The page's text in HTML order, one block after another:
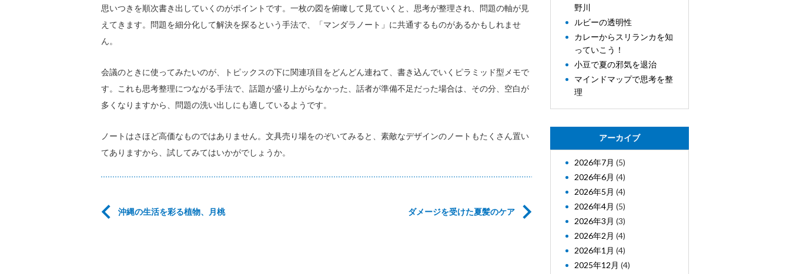
思いつきを順次書き出していくのがポイントです。一枚の図を俯瞰して見ていくと、思考が整理され、問題の軸が見
えてきます。問題を細分化して解決を探るという手法で、「マンダラノート」に共通するものがあるかもしれませ
ん。
会議のときに使ってみたいのが、トピックスの下に関連項目をどんどん連ねて、書き込んでいくピラミッド型メモで
す。これも思考整理につながる手法で、話題が盛り上がらなかった、話者が準備不足だった場合は、その分、空白が
多くなりますから、問題の洗い出しにも適しているようです。
ノートはさほど高価なものではありません。文具売り場をのぞいてみると、素敵なデザインのノートもたくさん置い
てありますから、試してみてはいかがでしょうか。
ダメージを受けた夏髪のケア
沖縄の生活を彩る植物、月桃
野川
ルビーの透明性
カレーからスリランカを知
っていこう！
小豆で夏の邪気を退治
マインドマップで思考を整
理
アーカイブ
2026年7月 (5)
2026年6月 (4)
2026年5月 (4)
2026年4月 (5)
2026年3月 (3)
2026年2月 (4)
2026年1月 (4)
2025年12月 (4)